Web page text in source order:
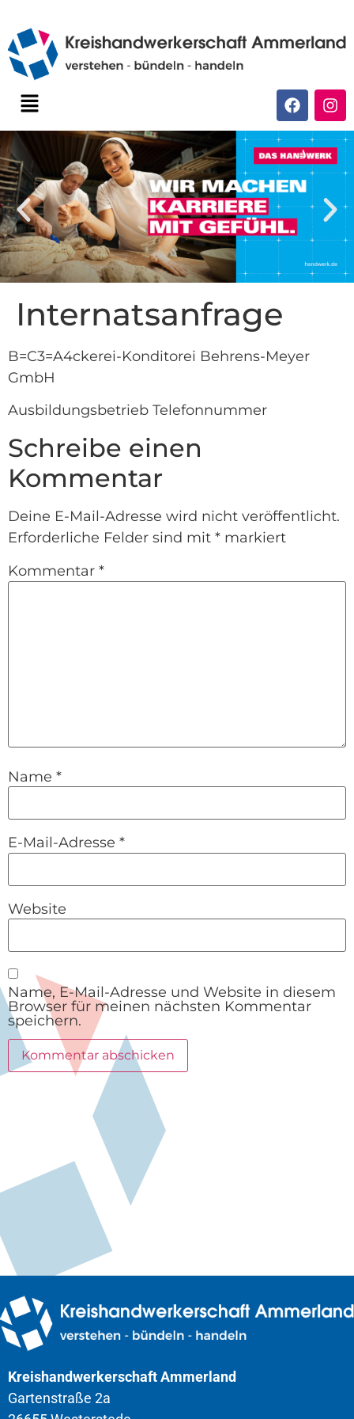
Internatsanfrage
B=C3=A4ckerei-Konditorei Behrens-Meyer
GmbH
Ausbildungsbetrieb Telefonnummer
Schreibe einen
Kommentar
Deine E-Mail-Adresse wird nicht veröffentlicht.
Erforderliche Felder sind mit * markiert
Kommentar *
Name *
E-Mail-Adresse *
Website
Name, E-Mail-Adresse und Website in diesem
Browser für meinen nächsten Kommentar
speichern.
Kreishandwerkerschaft Ammerland
Gartenstraße 2a